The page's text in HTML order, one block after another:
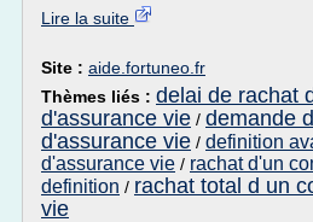
Lire la suite
Site : aide.fortuneo.fr
Thèmes liés : delai de rachat
d'assurance vie / demande
d'assurance vie / definition
d'assurance vie / rachat d'un
definition / rachat total d un
vie